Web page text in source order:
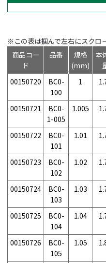
※この表は掴んで左右にスクロ
商品コー
ド
品番
規格
(mm)
本
00150720
BC0-
100
1
00150721
BC0-
1-005
1.005
00150722
BC0-
101
1.01
00150723
BC0-
102
1.02
00150724
BC0-
103
1.03
00150725
BC0-
104
1.04
00150726
BC0-
105
1.05